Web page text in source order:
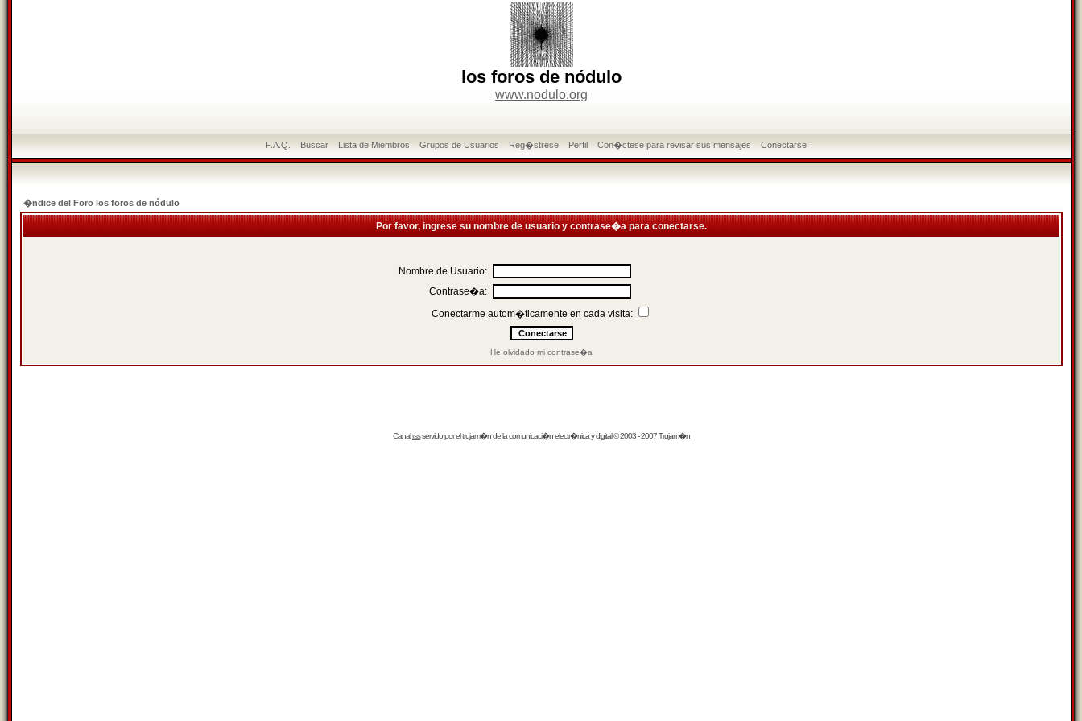
los foros de nódulo
www.nodulo.org
F.A.Q. Buscar Lista de Miembros Grupos de Usuarios Reg�strese Perfil Con�ctese para revisar sus mensajes Conectarse
�ndice del Foro los foros de nódulo
Por favor, ingrese su nombre de usuario y contrase�a para conectarse.
Nombre de Usuario:
Contrase�a:
Conectarme autom�ticamente en cada visita:
He olvidado mi contrase�a
Canalrssservido por eltrujam�nde la comunicaci�n electr�nica y digital © 2003 - 2007 Trujam�n